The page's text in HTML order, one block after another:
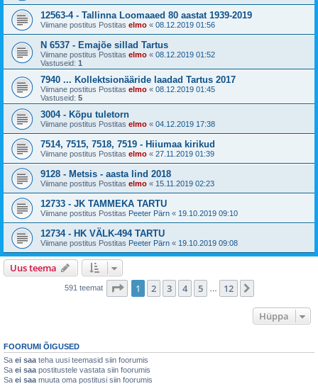
12563-4 - Tallinna Loomaaed 80 aastat 1939-2019
Viimane postitus Postitas elmo « 08.12.2019 01:56
N 6537 - Emajõe sillad Tartus
Viimane postitus Postitas elmo « 08.12.2019 01:52
Vastuseid: 1
7940 ... Kollektsionääride laadad Tartus 2017
Viimane postitus Postitas elmo « 08.12.2019 01:45
Vastuseid: 5
3004 - Kõpu tuletorn
Viimane postitus Postitas elmo « 04.12.2019 17:38
7514, 7515, 7518, 7519 - Hiiumaa kirikud
Viimane postitus Postitas elmo « 27.11.2019 01:39
9128 - Metsis - aasta lind 2018
Viimane postitus Postitas elmo « 15.11.2019 02:23
12733 - JK TAMMEKA TARTU
Viimane postitus Postitas Peeter Pärn « 19.10.2019 09:10
12734 - HK VÄLK-494 TARTU
Viimane postitus Postitas Peeter Pärn « 19.10.2019 09:08
Uus teema
591 teemat 1 . leht12 -st
1 2 3 4 5 12
Hüppa
FOORUMI ÕIGUSED
Sa ei saa teha uusi teemasid siin foorumis
Sa ei saa postitustele vastata siin foorumis
Sa ei saa muuta oma postitusi siin foorumis